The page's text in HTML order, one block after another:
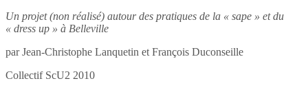
Un projet (non réalisé) autour des pratiques de la « sape » et du
« dress up » à Belleville
par Jean-Christophe Lanquetin et François Duconseille
Collectif ScU2 2010